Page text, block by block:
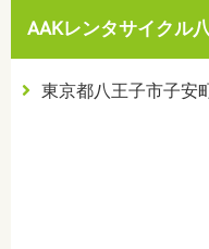
AAKレンタサイクル
東京都八王子市子安